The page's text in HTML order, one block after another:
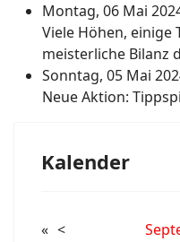
Montag, 06 Mai
Viele Höhen, einige
meisterliche Bilanz
Sonntag, 05 Mai
Neue Aktion:
Kalender
« <